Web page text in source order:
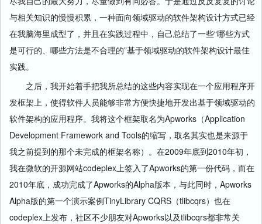
与相关知识的慢慢积累，一种面向领域驱动的软件架构设计方式已经
在我脑海里成型了，并且在实践过程中，自己总结了一些“哪些方式
是可行的、哪些方法是不合理的”基于领域驱动的软件架构设计最佳
实践。
之后，我开始着手把我所总结的这些内容实现在一个应用程序开
发框架上，使得软件人员能够非常方便快捷地开发出基于领域驱动的
软件架构的应用程序。我将这个框架取名为Apworks（Application
Development Framework and Tools的缩写，取名其实也是来源于
我之前提到的那个未完成的框架名称）。在2009年底到2010年初，
我在微软的开源网站codeplex上签入了Apworks的第一份代码，而在
2010年底，成功完成了Apworks的Alpha版本，与此同时，Apworks
Alpha版的第一个演示案例TinyLibrary CQRS（tlibcqrs）也在
codeplex上发布，社区不少朋友对Apworks以及tlibcqrs都非常关